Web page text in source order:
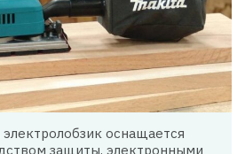
оснащается
защиты, электронными